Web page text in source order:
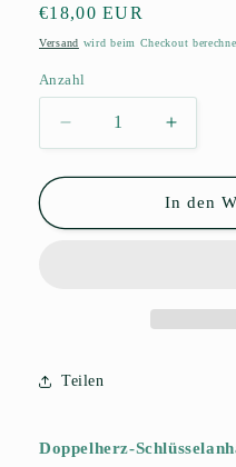
Normaler
Preis
€18,00 EUR
Versand wird beim Checkout
Anzahl
Anzahl
Verringere
die
Menge
Schlüsselanhänger
Erhöhe
die
Menge
für
In den
Teilen
Doppelherz-